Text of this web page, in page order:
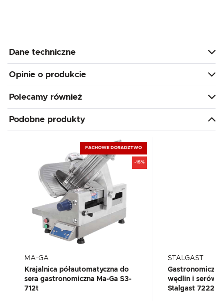
Dane techniczne
Opinie o produkcie
Polecamy również
Podobne produkty
FACHOWE DORADZTWO
-15%
MA-GA
Krajalnica półautomatyczna do
sera gastronomiczna Ma-Ga S3-
712t
STALGAST
wędlin i serów
Stalgast